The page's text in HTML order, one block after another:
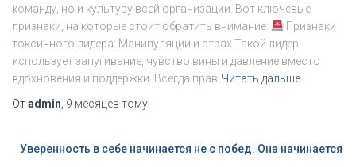
команду, но и культуру всей организации. Вот ключевые
признаки, на которые стоит обратить внимание:
Признаки
токсичного лидера: Манипуляции и страх Такой лидер
использует запугивание, чувство вины и давление вместо
вдохновения и поддержки. Всегда прав Читать дальше
Отadmin 9 месяцев тому
Уверенность в себе начинается не с побед. Она начинается